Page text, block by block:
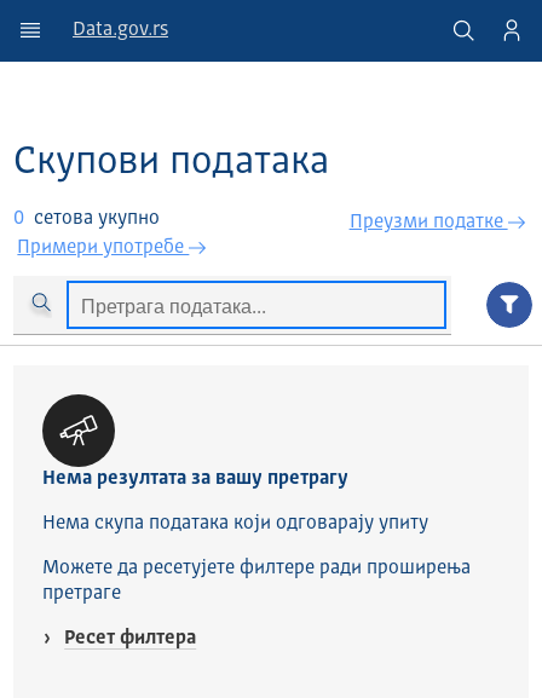
Data.gov.rs
Скупови података
0 сетова укупно
Примери употребе
Преузми податкe
Нема резултата за вашу претрагу
Нема скупа података који одговарају упиту
Можете да ресетујете филтере ради проширења
претраге
Ресет филтера